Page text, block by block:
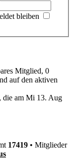
bleiben
Mitglied, 0
auf den aktiven
die am Mi 13. Aug
17419 • Mitglieder